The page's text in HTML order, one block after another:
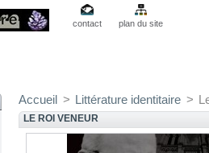
contact plan du site
Accueil > Littérature identitaire >
LE ROI VENEUR